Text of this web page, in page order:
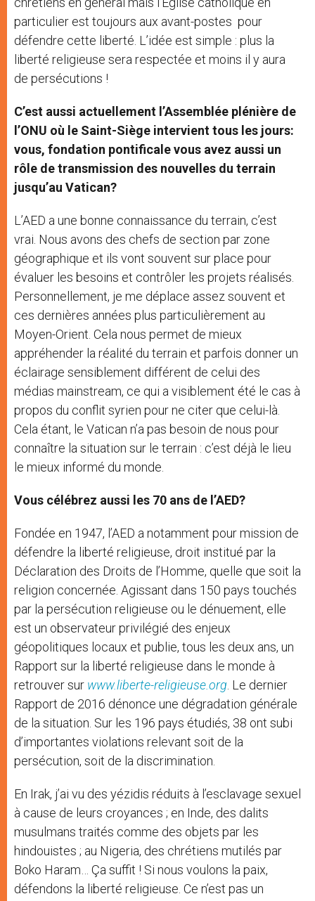
particulier est toujours aux avant-postes pour
défendre cette liberté. L’idée est simple : plus la
liberté religieuse sera respectée et moins il y aura
de persécutions !
C’est aussi actuellement l’Assemblée plénière de
l’ONU où le Saint-Siège intervient tous les jours:
vous, fondation pontificale vous avez aussi un
rôle de transmission des nouvelles du terrain
jusqu’au Vatican?
L’AED a une bonne connaissance du terrain, c’est
vrai. Nous avons des chefs de section par zone
géographique et ils vont souvent sur place pour
évaluer les besoins et contrôler les projets réalisés.
Personnellement, je me déplace assez souvent et
ces dernières années plus particulièrement au
Moyen-Orient. Cela nous permet de mieux
appréhender la réalité du terrain et parfois donner un
éclairage sensiblement différent de celui des
médias mainstream, ce qui a visiblement été le cas à
propos du conflit syrien pour ne citer que celui-là.
Cela étant, le Vatican n’a pas besoin de nous pour
connaître la situation sur le terrain : c’est déjà le lieu
le mieux informé du monde.
Vous célébrez aussi les 70 ans de l’AED?
Fondée en 1947, l’AED a notamment pour mission de
défendre la liberté religieuse, droit institué par la
Déclaration des Droits de l’Homme, quelle que soit la
religion concernée. Agissant dans 150 pays touchés
par la persécution religieuse ou le dénuement, elle
est un observateur privilégié des enjeux
géopolitiques locaux et publie, tous les deux ans, un
Rapport sur la liberté religieuse dans le monde à
retrouver sur www.liberte-religieuse.org. Le dernier
Rapport de 2016 dénonce une dégradation générale
de la situation. Sur les 196 pays étudiés, 38 ont subi
d’importantes violations relevant soit de la
persécution, soit de la discrimination.
En Irak, j’ai vu des yézidis réduits à l’esclavage sexuel
à cause de leurs croyances ; en Inde, des dalits
musulmans traités comme des objets par les
hindouistes ; au Nigeria, des chrétiens mutilés par
Boko Haram… Ça suffit ! Si nous voulons la paix,
défendons la liberté religieuse. Ce n’est pas un